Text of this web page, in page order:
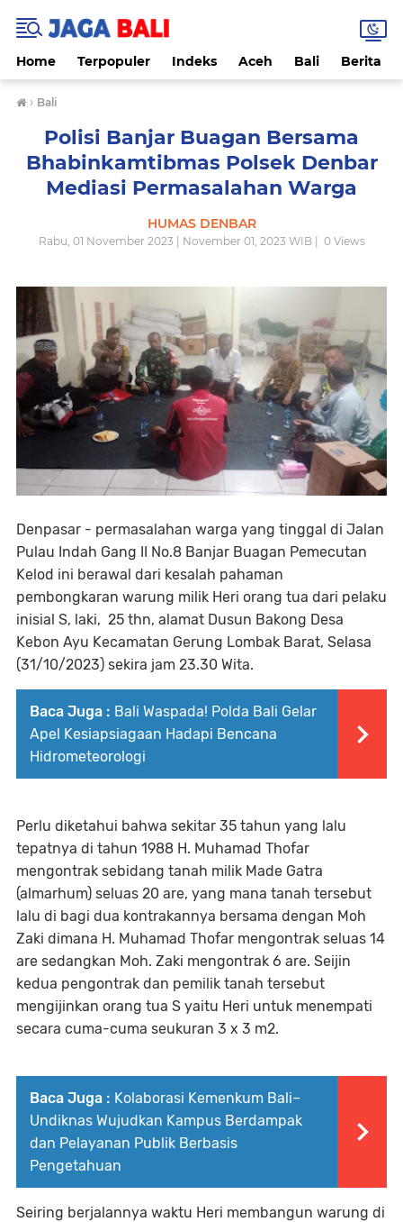
Home Terpopuler Indeks Aceh Bali Berita
› Bali
Polisi Banjar Buagan Bersama
Bhabinkamtibmas Polsek Denbar
Mediasi Permasalahan Warga
HUMAS DENBAR
Rabu, 01 November 2023 | November 01, 2023 WIB | 0Views
Denpasar - permasalahan warga yang tinggal di Jalan
Pulau Indah Gang II No.8 Banjar Buagan Pemecutan
Kelod ini berawal dari kesalah pahaman
pembongkaran warung milik Heri orang tua dari pelaku
inisial S, laki, 25 thn, alamat Dusun Bakong Desa
Kebon Ayu Kecamatan Gerung Lombak Barat, Selasa
(31/10/2023) sekira jam 23.30 Wita.
Baca Juga : Bali Waspada! Polda Bali Gelar
Apel Kesiapsiagaan Hadapi Bencana
Hidrometeorologi
Perlu diketahui bahwa sekitar 35 tahun yang lalu
tepatnya di tahun 1988 H. Muhamad Thofar
mengontrak sebidang tanah milik Made Gatra
(almarhum) seluas 20 are, yang mana tanah tersebut
lalu di bagi dua kontrakannya bersama dengan Moh
Zaki dimana H. Muhamad Thofar mengontrak seluas 14
are sedangkan Moh. Zaki mengontrak 6 are. Seijin
kedua pengontrak dan pemilik tanah tersebut
mengijinkan orang tua S yaitu Heri untuk menempati
secara cuma-cuma seukuran 3 x 3 m2.
Baca Juga : Kolaborasi Kemenkum Bali–
Undiknas Wujudkan Kampus Berdampak
dan Pelayanan Publik Berbasis
Pengetahuan
Seiring berjalannya waktu Heri membangun warung di